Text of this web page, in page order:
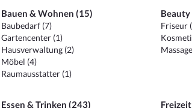
Bauen & Wohnen (15)
Baubedarf (7)
Gartencenter (1)
Hausverwaltung (2)
Möbel (4)
Raumausstatter (1)
Friseur
Essen & Trinken (243)